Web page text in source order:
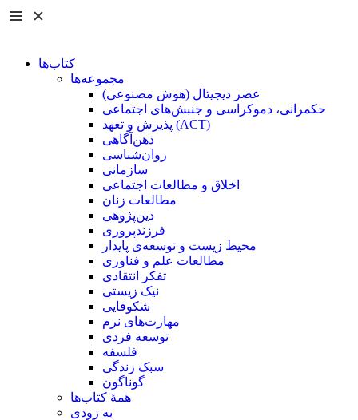
کتاب‌ها
مجموعه‌ها
عصر دیجیتال (هوش مصنوعی)
حکمرانی، دموکراسی و جنبش‌های اجتماعی
پذیرش و تعهد (ACT)
ذهن‌آگاهی
روان‌شناسی
سازمانی
اخلاق و مطالعات اجتماعی
مطالعات زنان
دین‌پژوهی
فرزند‌پروری
محیط زیست و توسعه‌ی پایدار
مطالعات علم و فناوری
تفکر انتقادی
نیک زیستی
شکوفایی
مهارت‌های نرم
توسعه فردی
فلسفه
سبک زندگی
گوناگون
همۀ کتاب‌ها
به زودی